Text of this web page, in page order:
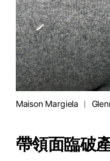
Maison Margiela ︳
帶領面臨破